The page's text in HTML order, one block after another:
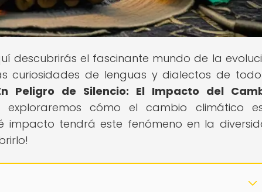
descubrirás el fascinante mundo de la
curiosidades de lenguas y dialectos de
Peligro de Silencio: El Impacto del
exploraremos cómo el cambio climático
impacto tendrá este fenómeno en la